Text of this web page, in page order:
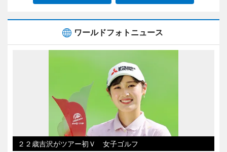
ワールドフォトニュース
２２歳吉沢がツアー初Ｖ 女子ゴルフ